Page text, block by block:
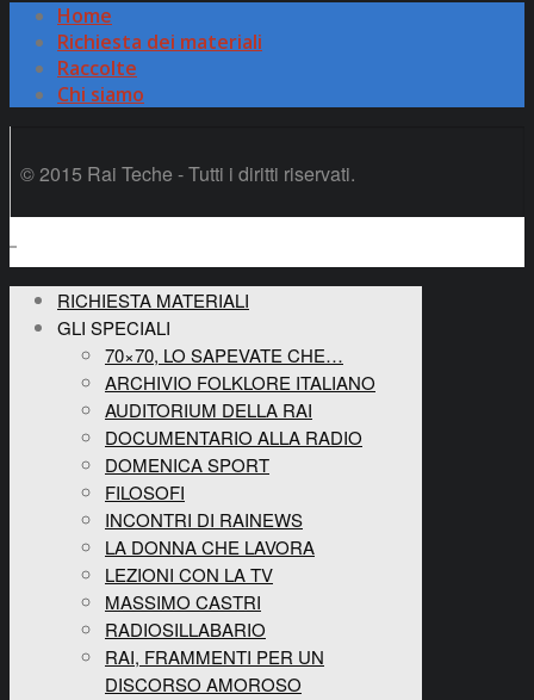
Home
Richiesta dei materiali
Raccolte
Chi siamo
© 2015 Rai Teche - Tutti i diritti riservati.
RICHIESTA MATERIALI
GLI SPECIALI
70×70, LO SAPEVATE CHE…
ARCHIVIO FOLKLORE ITALIANO
AUDITORIUM DELLA RAI
DOCUMENTARIO ALLA RADIO
DOMENICA SPORT
FILOSOFI
INCONTRI DI RAINEWS
LA DONNA CHE LAVORA
LEZIONI CON LA TV
MASSIMO CASTRI
RADIOSILLABARIO
RAI, FRAMMENTI PER UN
DISCORSO AMOROSO